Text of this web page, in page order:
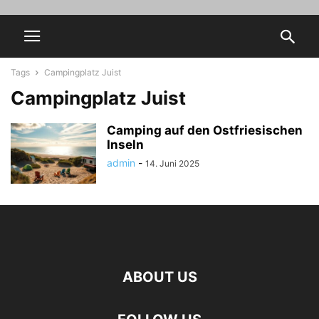
Tags Campingplatz Juist
Campingplatz Juist
Camping auf den Ostfriesischen
Inseln
admin - 14. Juni 2025
ABOUT US